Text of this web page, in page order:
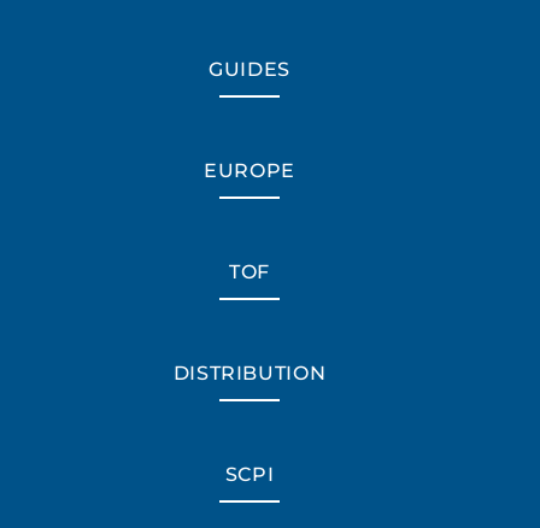
GUIDES
EUROPE
TOF
DISTRIBUTION
SCPI